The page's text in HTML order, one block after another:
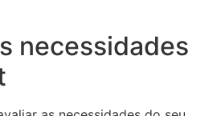
necessidades